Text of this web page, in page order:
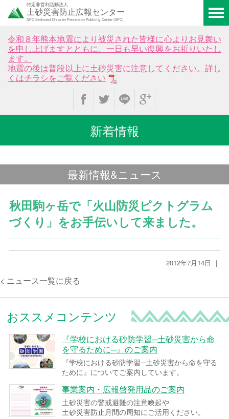
特定非営利活動法人
土砂災害防止広報センター
NPO Sediment Disaster Prevention Publicity Center (SPC)
令和８年熊本地震により被災された皆様に心よりお見舞い
を申し上げますとともに、一日も早い復興をお祈りいたし
ます。
地震の後は普段以上に土砂災害に注意してください。詳し
くはチラシをご覧ください
新着情報
最新情報&ニュース
秋田駒ヶ岳で「火山防災ピクトグラム
づくり」をお手伝いして来ました。
2012年7月14日 ｜
< ニュース一覧に戻る
おススメコンテンツ
『学校における砂防学習─土砂災害から命
を守るために─』のご案内
『学校における砂防学習─土砂災害から命を守る
ために』についてご案内しています。
事業案内・広報啓発用品のご案内
土砂災害の警戒避難の注意喚起や
土砂災害防止月間の周知にご活用ください。